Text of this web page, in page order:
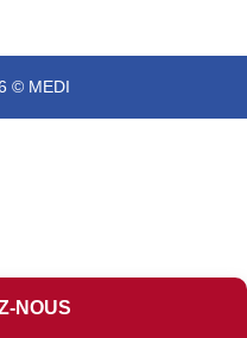
© MEDI
NOUS